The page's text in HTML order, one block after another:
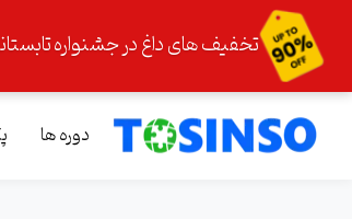
تخفیف های داغ در جشنواره
دوره ها